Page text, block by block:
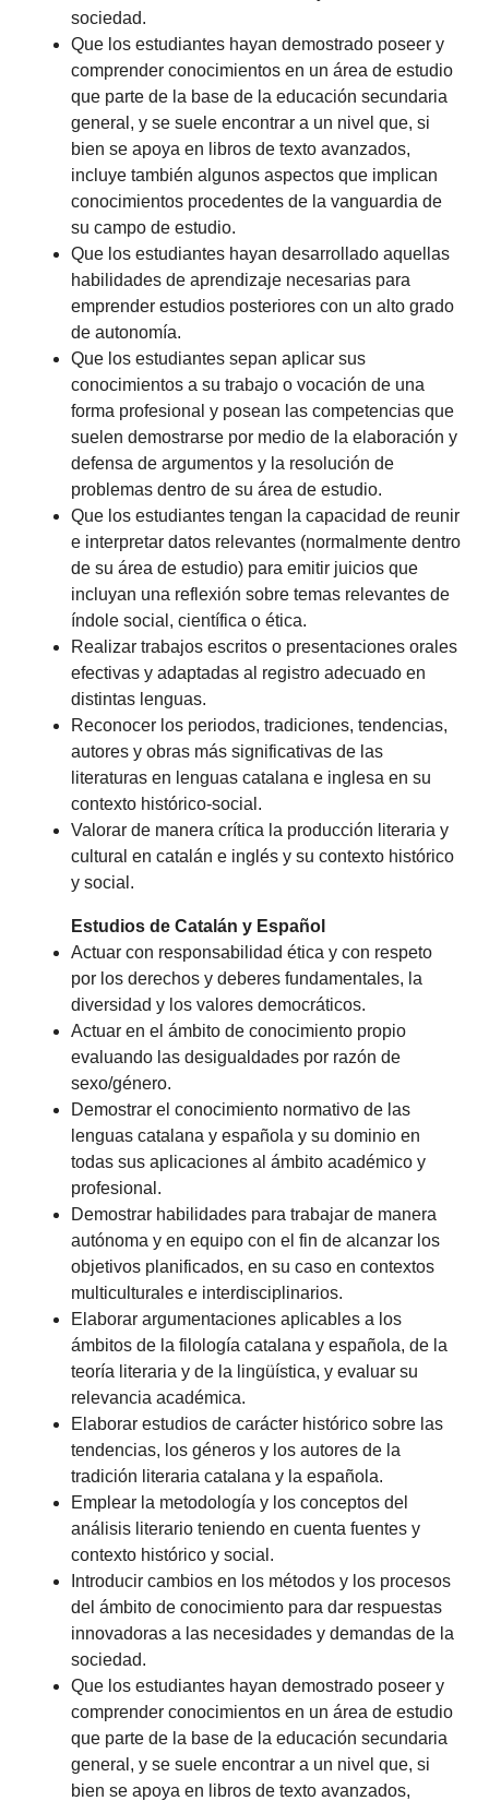
sociedad.
Que los estudiantes hayan demostrado poseer y
comprender conocimientos en un área de estudio
que parte de la base de la educación secundaria
general, y se suele encontrar a un nivel que, si
bien se apoya en libros de texto avanzados,
incluye también algunos aspectos que implican
conocimientos procedentes de la vanguardia de
su campo de estudio.
Que los estudiantes hayan desarrollado aquellas
habilidades de aprendizaje necesarias para
emprender estudios posteriores con un alto grado
de autonomía.
Que los estudiantes sepan aplicar sus
conocimientos a su trabajo o vocación de una
forma profesional y posean las competencias que
suelen demostrarse por medio de la elaboración y
defensa de argumentos y la resolución de
problemas dentro de su área de estudio.
Que los estudiantes tengan la capacidad de reunir
e interpretar datos relevantes (normalmente dentro
de su área de estudio) para emitir juicios que
incluyan una reflexión sobre temas relevantes de
índole social, científica o ética.
Realizar trabajos escritos o presentaciones orales
efectivas y adaptadas al registro adecuado en
distintas lenguas.
Reconocer los periodos, tradiciones, tendencias,
autores y obras más significativas de las
literaturas en lenguas catalana e inglesa en su
contexto histórico-social.
Valorar de manera crítica la producción literaria y
cultural en catalán e inglés y su contexto histórico
y social.
Estudios de Catalán y Español
Actuar con responsabilidad ética y con respeto
por los derechos y deberes fundamentales, la
diversidad y los valores democráticos.
Actuar en el ámbito de conocimiento propio
evaluando las desigualdades por razón de
sexo/género.
Demostrar el conocimiento normativo de las
lenguas catalana y española y su dominio en
todas sus aplicaciones al ámbito académico y
profesional.
Demostrar habilidades para trabajar de manera
autónoma y en equipo con el fin de alcanzar los
objetivos planificados, en su caso en contextos
multiculturales e interdisciplinarios.
Elaborar argumentaciones aplicables a los
ámbitos de la filología catalana y española, de la
teoría literaria y de la lingüística, y evaluar su
relevancia académica.
Elaborar estudios de carácter histórico sobre las
tendencias, los géneros y los autores de la
tradición literaria catalana y la española.
Emplear la metodología y los conceptos del
análisis literario teniendo en cuenta fuentes y
contexto histórico y social.
Introducir cambios en los métodos y los procesos
del ámbito de conocimiento para dar respuestas
innovadoras a las necesidades y demandas de la
sociedad.
Que los estudiantes hayan demostrado poseer y
comprender conocimientos en un área de estudio
que parte de la base de la educación secundaria
general, y se suele encontrar a un nivel que, si
bien se apoya en libros de texto avanzados,